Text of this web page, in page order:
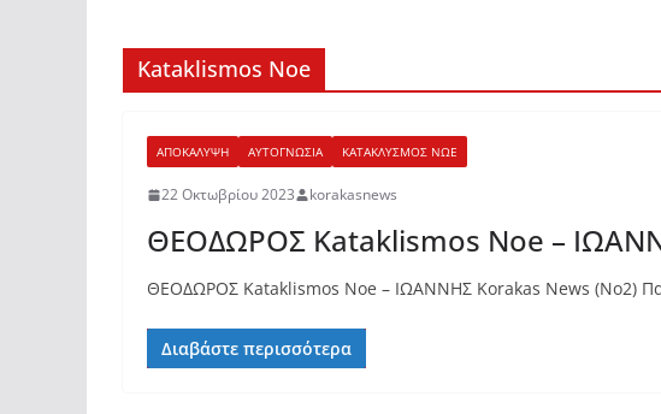
Kataklismos Noe
ΑΠΟΚΑΛΥΨΗ ΑΥΤΟΓΝΩΣΙΑ ΚΑΤΑΚΛΥΣΜΟΣ ΝΩΕ
22 Οκτωβρίου 2023 korakasnews
ΘΕΟΔΩΡΟΣ Kataklismos Noe –
ΘΕΟΔΩΡΟΣ Kataklismos Noe – ΙΩΑΝΝΗΣ Korakas News (No2)
Διαβάστε περισσότερα